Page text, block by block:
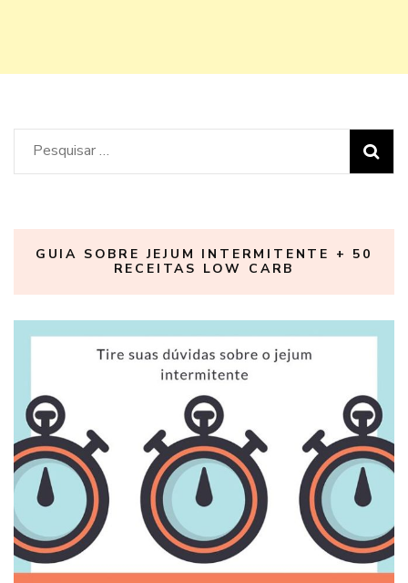
Pesquisar
por:
GUIA SOBRE JEJUM INTERMITENTE + 50
RECEITAS LOW CARB